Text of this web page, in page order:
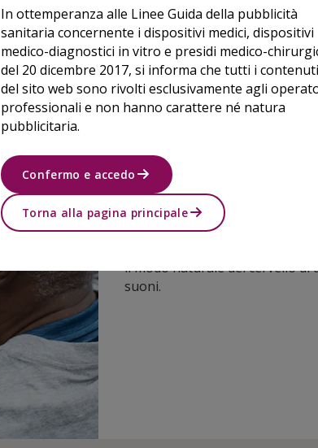
Supportano il
naturale del cervello
Le orecchie catturano i suoni,
in realtà li comprende. Gli
endoauricolari di Oticon sono
esclusiva tecnologia
il modo naturale del cervello di
suoni.
In ottemperanza alle Linee Guida della pubblicità
sanitaria concernente i dispositivi medici, dispositivi
medico-diagnostici in vitro e presidi medico-
del 20 dicembre 2017, si informa che tutti i contenuti
del sito web sono rivolti esclusivamente agli
professionali e non hanno carattere né natura
pubblicitaria.
Confermo e accedo
Torna alla pagina principale